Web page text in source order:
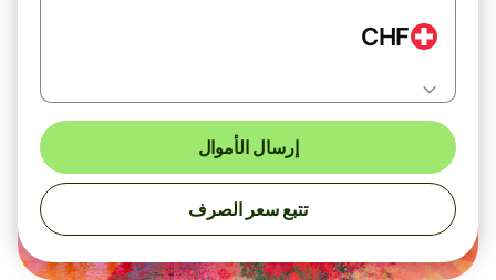
CHF
إرسال الأموال
تتبع سعر الصرف